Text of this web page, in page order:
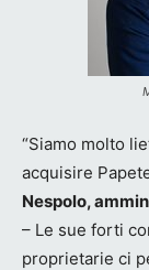
“Siamo molto
acquisire
Nespolo,
– Le sue forti
proprietarie ci